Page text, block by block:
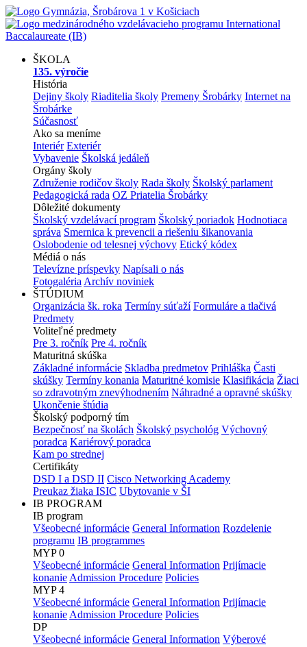
ŠKOLA
135. výročie
História
Dejiny školy Riaditelia školy Premeny Šrobárky Internet na
Šrobárke
Súčasnosť
Ako sa meníme
Interiér Exteriér
Vybavenie Školská jedáleň
Orgány školy
Združenie rodičov školy Rada školy Školský parlament
Pedagogická rada OZ Priatelia Šrobárky
Dôležité dokumenty
Školský vzdelávací program Školský poriadok Hodnotiaca
správa Smernica k prevencii a riešeniu šikanovania
Oslobodenie od telesnej výchovy Etický kódex
Médiá o nás
Televízne príspevky Napísali o nás
Fotogaléria Archív noviniek
ŠTÚDIUM
Organizácia šk. roka Termíny súťaží Formuláre a tlačivá
Predmety
Voliteľné predmety
Pre 3. ročník Pre 4. ročník
Maturitná skúška
Základné informácie Skladba predmetov Prihláška Časti
skúšky Termíny konania Maturitné komisie Klasifikácia Žiaci
so zdravotným znevýhodnením Náhradné a opravné skúšky
Ukončenie štúdia
Školský podporný tím
Bezpečnosť na školách Školský psychológ Výchovný
poradca Kariérový poradca
Kam po strednej
Certifikáty
DSD I a DSD II Cisco Networking Academy
Preukaz žiaka ISIC Ubytovanie v ŠI
IB PROGRAM
IB program
Všeobecné informácie General Information Rozdelenie
programu IB programmes
MYP 0
Všeobecné informácie General Information Prijímacie
konanie Admission Procedure Policies
MYP 4
Všeobecné informácie General Information Prijímacie
konanie Admission Procedure Policies
DP
Všeobecné informácie General Information Výberové